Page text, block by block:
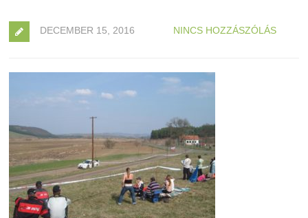
DECEMBER 15, 2016 NINCS HOZZÁSZÓLÁS